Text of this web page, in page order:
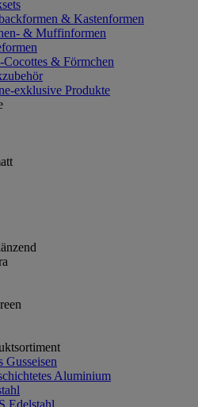
& Kastenformen
& Muffinformen
& Förmchen
exklusive Produkte
Gusseisen
Aluminium
Edelstahl